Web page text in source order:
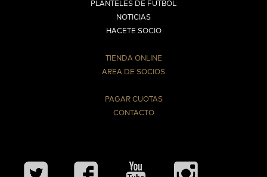
PLANTELES DE FUTBOL
NOTICIAS
HACETE SOCIO
TIENDA ONLINE
AREA DE SOCIOS
PAGAR CUOTAS
CONTACTO